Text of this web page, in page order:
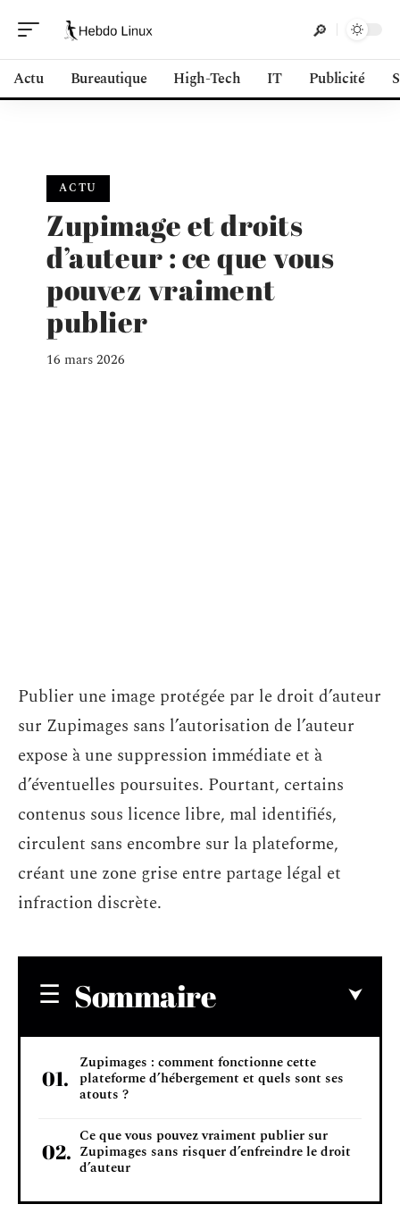
Actu Bureautique High-Tech IT Publicité
ACTU
Zupimage et droits
d’auteur : ce que vous
pouvez vraiment
publier
16 mars 2026
Publier une image protégée par le droit d’auteur
sur Zupimages sans l’autorisation de l’auteur
expose à une suppression immédiate et à
d’éventuelles poursuites. Pourtant, certains
contenus sous licence libre, mal identifiés,
circulent sans encombre sur la plateforme,
créant une zone grise entre partage légal et
infraction discrète.
Sommaire
Zupimages : comment fonctionne cette
plateforme d’hébergement et quels sont ses
atouts ?
Ce que vous pouvez vraiment publier sur
Zupimages sans risquer d’enfreindre le droit
d’auteur